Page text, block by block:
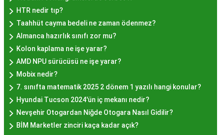
gösterir. Genellikle porsiyon bazında satılan hayır
lokmalarının fiyatları uygun olup, lezzetin
kalitesiyle uyumlu bir deneyim sunar. İstanbul'da
değerlendirerek, bütçenize uygun bir hayır lokması
bulabilirsiniz.
Hayır Lokması İstanbul
Deneyiminde Nelere Dikkat
Edilmeli?
HTR nedir tıp?
Taahhüt cayma bedeli ne zaman ödenmez?
Almanca hazırlık sınıfı zor mu?
Kolon kaplama ne işe yarar?
AMD NPU sürücüsü ne işe yarar?
Mobix nedir?
7. sınıfta matematik 2025 2 dönem 1 yazılı hangi konular?
Hyundai Tucson 2024'ün iç mekanı nedir?
Nevşehir Otogardan Niğde Otogara Nasıl Gidilir?
BİM Marketler zinciri kaça kadar açık?